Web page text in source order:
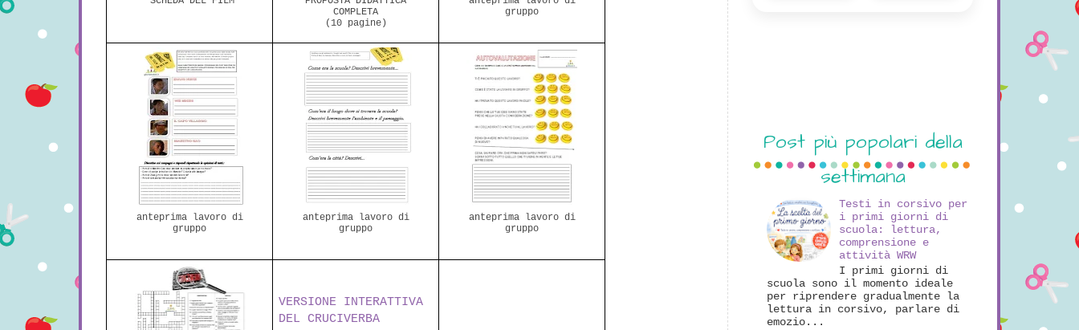
COMPLETA
(10 pagine)
gruppo
anteprima lavoro di
gruppo
anteprima lavoro di
gruppo
anteprima lavoro di
gruppo
VERSIONE INTERATTIVA
DEL CRUCIVERBA
Post più popolari della
settimana
Testi in corsivo per
i primi giorni di
scuola: lettura,
comprensione e
attività WRW
I primi giorni di
scuola sono il momento ideale
per riprendere gradualmente la
lettura in corsivo, parlare di
emozio...